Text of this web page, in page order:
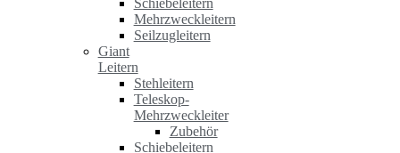
Schiebeleitern
Mehrzweckleitern
Seilzugleitern
Giant
Leitern
Stehleitern
Teleskop-
Mehrzweckleiter
Zubehör
Schiebeleitern